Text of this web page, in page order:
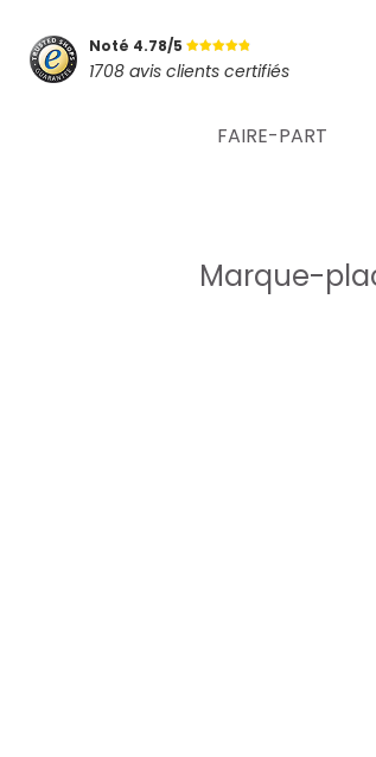
Noté 4.78/5
1708 avis clients certifiés
FAIRE-PART
Marque-